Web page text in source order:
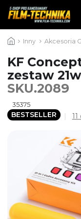
do
Inny Akcesoria
KF
zestaw
SKU.2089
35375
BESTSELLER
4,5
na
5